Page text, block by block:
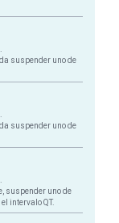
suspender uno de
suspender uno de
suspender uno de
intervalo QT.